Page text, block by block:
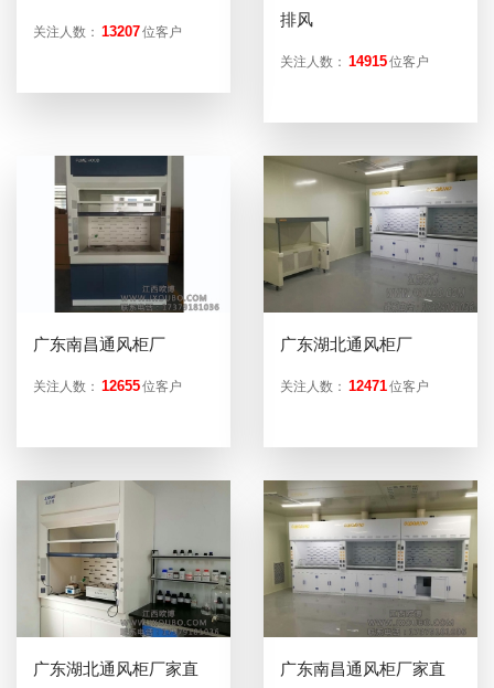
关注人数： 13207位客户
排风
关注人数： 14915位客户
广东南昌通风柜厂
关注人数： 12655位客户
广东湖北通风柜厂
关注人数： 12471位客户
广东湖北通风柜厂家直
广东南昌通风柜厂家直